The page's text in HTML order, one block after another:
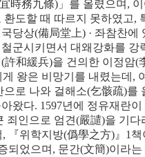
時務九條)」 를 올렸으며 ,
도할 때 따르지 못하였고,
당상(備局堂上) · 좌참찬에
군시키면서 대왜강화를
(許和緩兵)을 건의한 이정암(
게 왕은 비망기를 내렸는데 ,
으로 나와 걸해소(乞骸疏)를
왔다. 1597년에 정유재란이
죄인으로 엄견(嚴譴)을 기다
, 『위학지방(僞學之方)』 1 책
되었으며 , 문간(文簡)이라는